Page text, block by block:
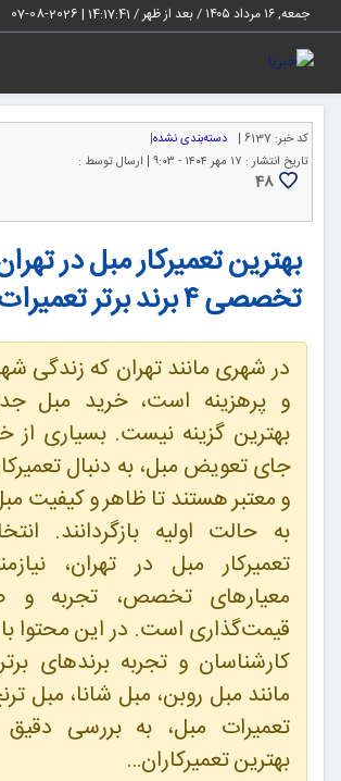
جمعه, ۱۶ مرداد ۱۴۰۵ / بعد از ظهر / 14:17:43
|
2026-08-07
کد خبر: 6137 | دسته‌بندی نشده|
تاریخ انتشار : ۱۷ مهر ۱۴۰۴ - ۹:۰۳ | ارسال توسط :
48
بهترین تعمیرکار مبل در
تخصصی ۴ برند برتر تعمیرات مبل
در شهری مانند تهران که زندگی
و پرهزینه است، خرید مبل
بهترین گزینه نیست. بسیاری از
جای تعویض مبل، به دنبال
و معتبر هستند تا ظاهر و کیفیت
به حالت اولیه بازگردانند.
تعمیرکار مبل در تهران،
معیارهای تخصص، تجربه و
قیمت‌گذاری است. در این محتوا با
کارشناسان و تجربه برندهای
مانند مبل روبن، مبل شانا، مبل
تعمیرات مبل، به بررسی
بهترین تعمیرکاران…